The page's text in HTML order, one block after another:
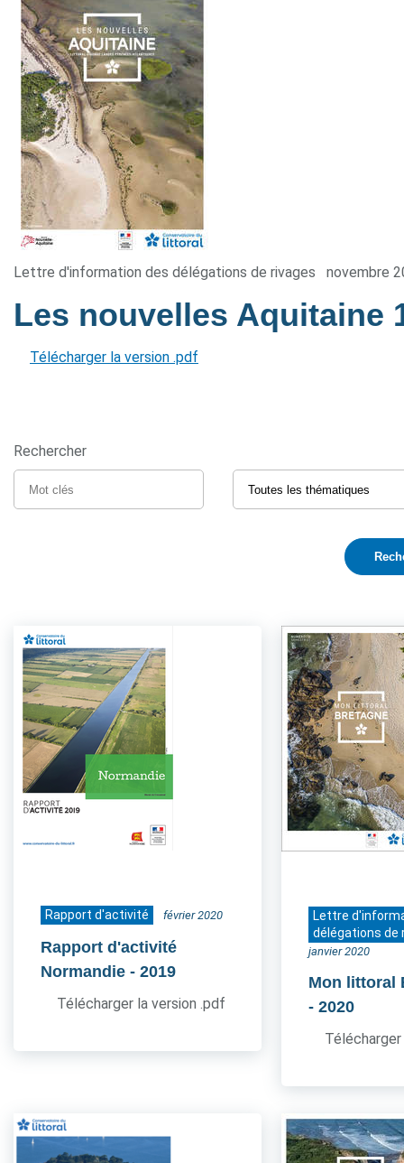
Lettre d'information des délégations de rivages novembre
Les nouvelles Aquitaine
Télécharger la version .pdf
Rechercher
Rapport d'activité février 2020
Rapport d'activité
Normandie - 2019
Télécharger la version .pdf
Lettre
délégations de
janvier 2020
Mon littoral
- 2020